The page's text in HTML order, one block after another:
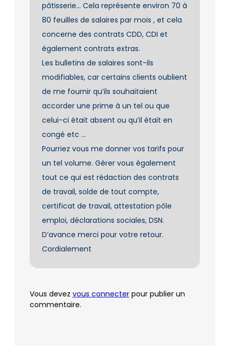
pâtisserie… Cela représente environ 70 à
80 feuilles de salaires par mois , et cela
concerne des contrats CDD, CDI et
également contrats extras.
Les bulletins de salaires sont-ils
modifiables, car certains clients oublient
de me fournir qu’ils souhaitaient
accorder une prime à un tel ou que
celui-ci était absent ou qu’il était en
congé etc …
Pourriez vous me donner vos tarifs pour
un tel volume. Gérer vous également
tout ce qui est rédaction des contrats
de travail, solde de tout compte,
certificat de travail, attestation pôle
emploi, déclarations sociales, DSN.
D’avance merci pour votre retour.
Cordialement
Vous devez vous connecterpour publier un
commentaire.